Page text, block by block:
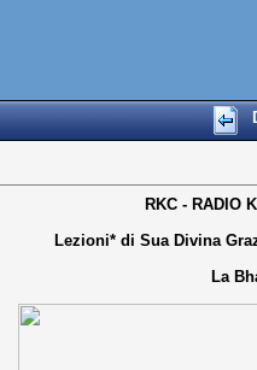
RKC - RADIO
Lezioni* di Sua Divina
La